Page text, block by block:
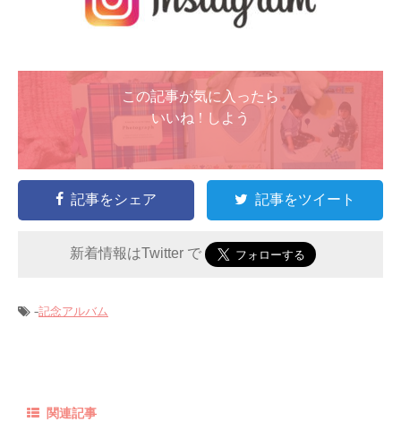
この記事が気に入ったら
いいね ! しよう
記事をシェア 記事をツイート
新着情報はTwitter で
-記念アルバム
関連記事